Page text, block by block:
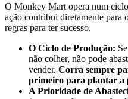
O Monkey Mart opera num
ação contribui diretamente para
regras para ter sucesso.
O Ciclo de Produção:
não colher, não pode
vender. Corra sempre
primeiro para plantar a
A Prioridade de